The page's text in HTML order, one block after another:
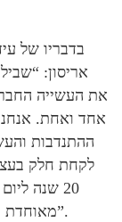
בדבריו של
אריסון:
את העשייה
אחד ואחת.
ההתנדבות
לקחת חלק
20 שנה
מאוחדת ואת הרצון המשותף לבנות חברה טובה יותר”.